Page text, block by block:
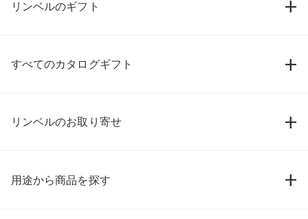
リンベルのギフト
すべてのカタログギフト
リンベルのお取り寄せ
用途から商品を探す